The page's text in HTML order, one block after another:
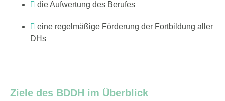
die Aufwertung des Berufes
eine regelmäßige Förderung der Fortbildung aller
DHs
Ziele des BDDH im Überblick